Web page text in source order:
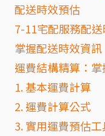
配送時效預估
7-11宅配服務配
掌握配送時效資訊
運費結構精算：
1. 基本運費計算
2. 運費計算公式
3. 實用運費預估工